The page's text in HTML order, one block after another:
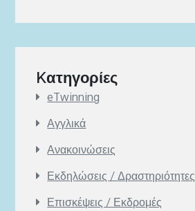
Kατηγορίες
eTwinning
Αγγλικά
Ανακοινώσεις
Εκδηλώσεις / Δραστηριότητες
Επισκέψεις / Εκδρομές